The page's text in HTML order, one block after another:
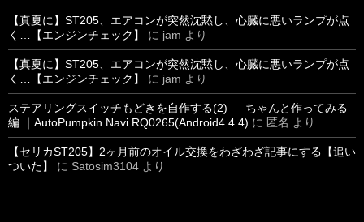
【真夏に】ST205、エアコンが突然沈黙し、心臓に悪いランプが点
く…【エンジンチェック】
に jam より
【真夏に】ST205、エアコンが突然沈黙し、心臓に悪いランプが点
く…【エンジンチェック】
に jam より
ステアリングスイッチもどきを自作する(2) ― ちゃんと作ってみる
編 ｜AutoPumpkin Navi RQ0265(Android4.4.4) に 匿名 より
【セリカST205】2ヶ月前のオイル交換をわざわざ記事にする【追い
ついた】
に Satosim3104 より